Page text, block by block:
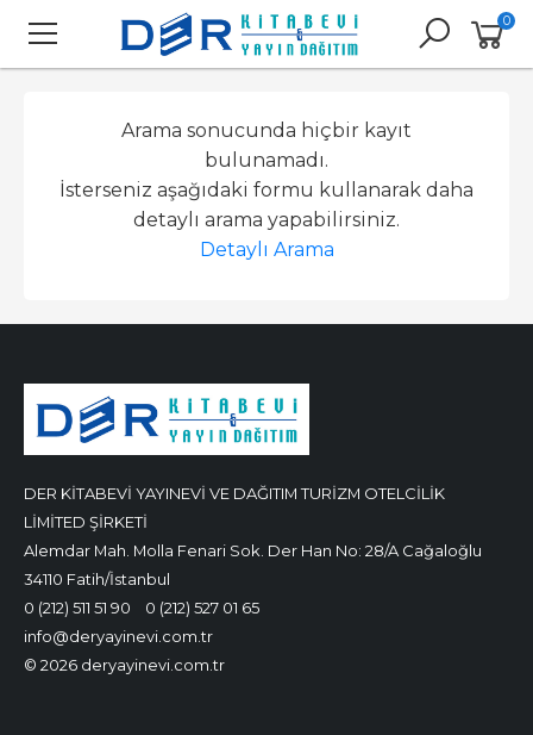
0
Arama sonucunda hiçbir kayıt
bulunamadı.
İsterseniz aşağıdaki formu kullanarak daha
detaylı arama yapabilirsiniz.
Detaylı Arama
DER KİTABEVİ YAYINEVİ VE DAĞITIM TURİZM OTELCİLİK
LİMİTED ŞİRKETİ
Alemdar Mah. Molla Fenari Sok. Der Han No: 28/A Cağaloğlu
34110 Fatih/İstanbul
0 (212) 511 51 90
0 (212) 527 01 65
info@deryayinevi.com.tr
© 2026 deryayinevi.com.tr